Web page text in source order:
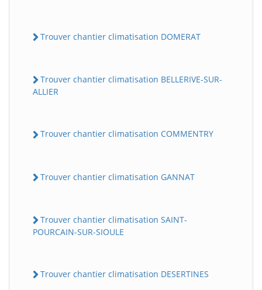
Trouver chantier climatisation DOMERAT
Trouver chantier climatisation BELLERIVE-SUR-
ALLIER
Trouver chantier climatisation COMMENTRY
Trouver chantier climatisation GANNAT
Trouver chantier climatisation SAINT-
POURCAIN-SUR-SIOULE
Trouver chantier climatisation DESERTINES